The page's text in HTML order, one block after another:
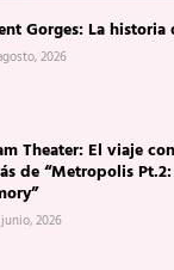
Gorges: La
2026
Theater: El viaje
de “Metropolis
2026